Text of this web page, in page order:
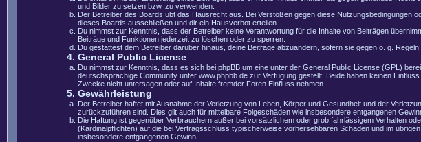
und Bilder zu setzen bzw. zu verwenden.
Der Betreiber des Boards übt das Hausrecht aus. Bei Verstößen gegen diese Nutzungsbedingungen
dieses Boards ausschließen und dir ein Hausverbot erteilen.
Du nimmst zur Kenntnis, dass der Betreiber keine Verantwortung für die Inhalte von Beiträgen
Beiträge und Funktionen jederzeit zu löschen oder zu sperren.
Du gestattest dem Betreiber darüber hinaus, deine Beiträge abzuändern, sofern sie gegen o. g.
4. General Public License
Du nimmst zur Kenntnis, dass es sich bei phpBB um eine unter der General Public License (GPL)
deutschsprachige Community unter www.phpbb.de zur Verfügung gestellt. Beide haben keinen
Zwecke nicht untersagen oder auf Inhalte fremder Foren Einfluss nehmen.
5. Gewährleistung
Der Betreiber haftet mit Ausnahme der Verletzung von Leben, Körper und Gesundheit und der
zurückzuführen sind. Dies gilt auch für mittelbare Folgeschäden wie insbesondere entgangenen
Die Haftung ist gegenüber Verbrauchern außer bei vorsätzlichem oder grob fahrlässigem Verhalten
(Kardinalpflichten) auf die bei Vertragsschluss typischerweise vorhersehbaren Schäden und im
insbesondere entgangenen Gewinn.